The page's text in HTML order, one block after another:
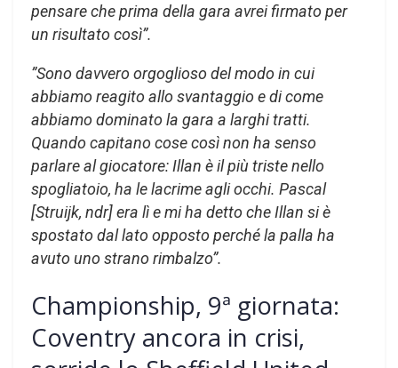
pensare che prima della gara avrei firmato per
un risultato così”.
”Sono davvero orgoglioso del modo in cui
abbiamo reagito allo svantaggio e di come
abbiamo dominato la gara a larghi tratti.
Quando capitano cose così non ha senso
parlare al giocatore: Illan è il più triste nello
spogliatoio, ha le lacrime agli occhi. Pascal
[Struijk, ndr] era lì e mi ha detto che Illan si è
spostato dal lato opposto perché la palla ha
avuto uno strano rimbalzo”.
Championship, 9ª giornata:
Coventry ancora in crisi,